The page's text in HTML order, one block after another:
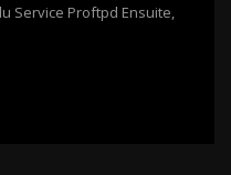
Service Proftpd Ensuite,